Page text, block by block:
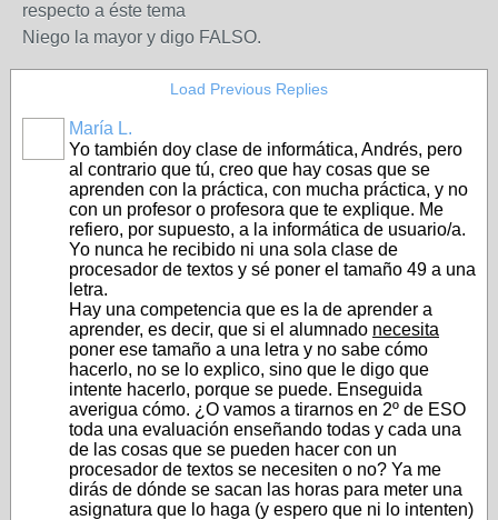
respecto a éste tema
Niego la mayor y digo FALSO.
Load Previous Replies
María L.
Yo también doy clase de informática, Andrés, pero
al contrario que tú, creo que hay cosas que se
aprenden con la práctica, con mucha práctica, y no
con un profesor o profesora que te explique. Me
refiero, por supuesto, a la informática de usuario/a.
Yo nunca he recibido ni una sola clase de
procesador de textos y sé poner el tamaño 49 a una
letra.
Hay una competencia que es la de aprender a
aprender, es decir, que si el alumnado necesita
poner ese tamaño a una letra y no sabe cómo
hacerlo, no se lo explico, sino que le digo que
intente hacerlo, porque se puede. Enseguida
averigua cómo. ¿O vamos a tirarnos en 2º de ESO
toda una evaluación enseñando todas y cada una
de las cosas que se pueden hacer con un
procesador de textos se necesiten o no? Ya me
dirás de dónde se sacan las horas para meter una
asignatura que lo haga (y espero que ni lo intenten)